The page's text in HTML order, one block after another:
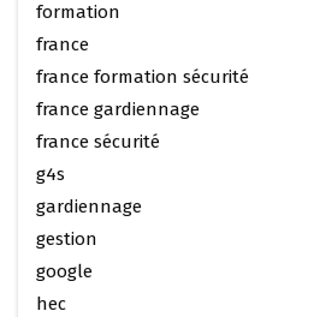
formation
france
france formation sécurité
france gardiennage
france sécurité
g4s
gardiennage
gestion
google
hec